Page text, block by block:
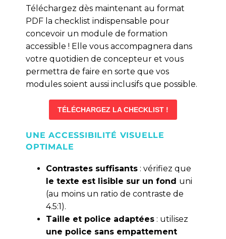
Téléchargez dès maintenant au format
PDF la checklist indispensable pour
concevoir un module de formation
accessible ! Elle vous accompagnera dans
votre quotidien de concepteur et vous
permettra de faire en sorte que vos
modules soient aussi inclusifs que possible.
TÉLÉCHARGEZ LA CHECKLIST !
UNE ACCESSIBILITÉ VISUELLE
OPTIMALE
Contrastes suffisants : vérifiez que
le texte est lisible sur un fond uni
(au moins un ratio de contraste de
4.5:1).
Taille et police adaptées : utilisez
une police sans empattement